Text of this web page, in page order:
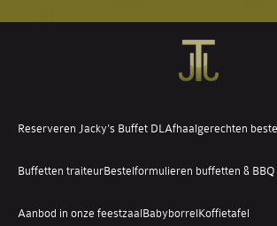
Reserveren Jacky's Buffet DLAfhaalgerechten
Buffetten traiteurBestelformulieren buffetten & BBQ
Aanbod in onze feestzaalBabyborrelKoffietafel